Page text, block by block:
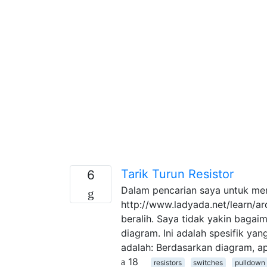
6 Tarik Turun Resistor
Dalam pencarian saya untuk
http://www.ladyada.net/learn/
beralih. Saya tidak yakin
diagram. Ini adalah spesifik
adalah: Berdasarkan diagram,
18
resistors switches pulldown